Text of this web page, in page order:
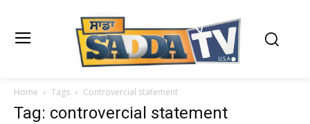
Home Tags Controvercial statement
Tag: controvercial statement